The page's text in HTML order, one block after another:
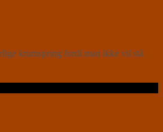
krumspring fordi man ikke vil stå